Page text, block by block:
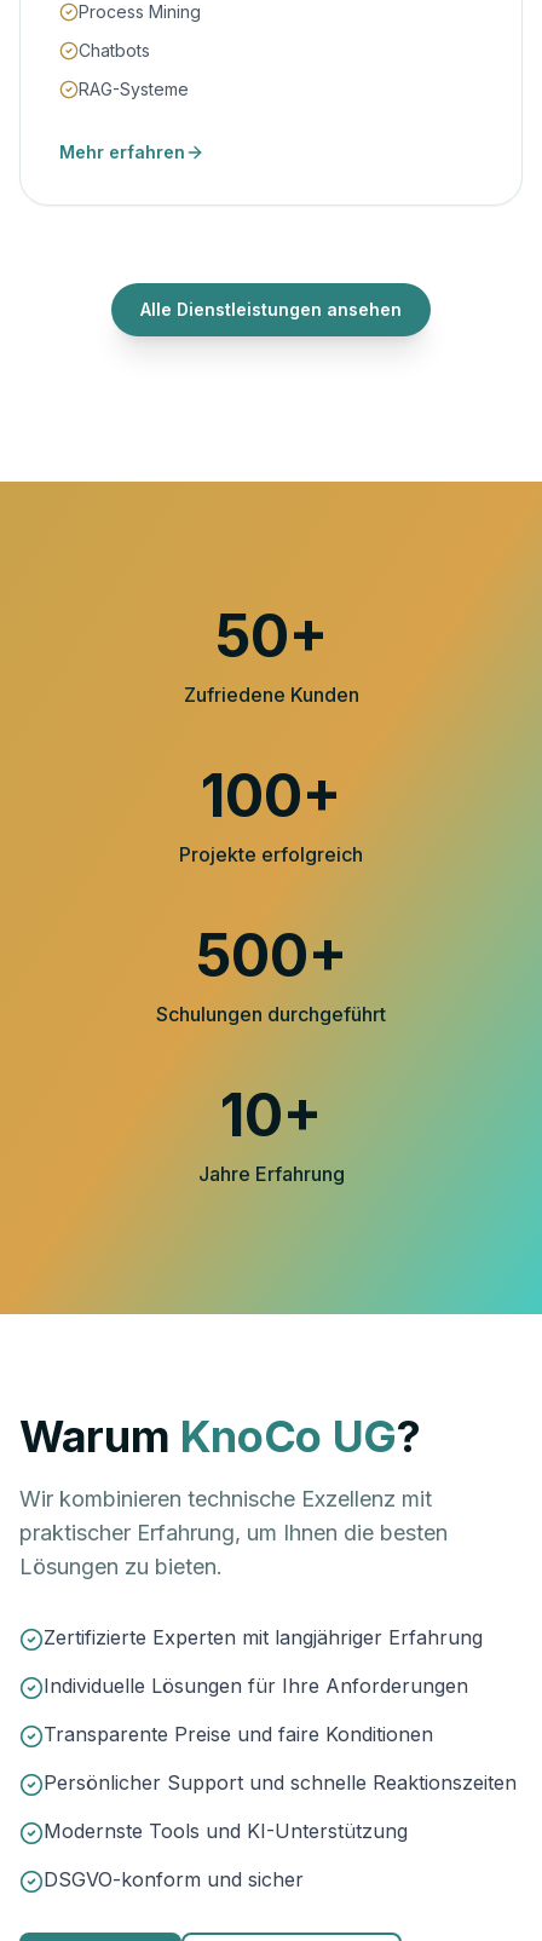
Process Mining
Chatbots
RAG-Systeme
Mehr erfahren
Alle Dienstleistungen ansehen
50+
Zufriedene Kunden
100+
Projekte erfolgreich
500+
Schulungen durchgeführt
10+
Jahre Erfahrung
Warum KnoCo UG?
Wir kombinieren technische Exzellenz mit
praktischer Erfahrung, um Ihnen die besten
Lösungen zu bieten.
Zertifizierte Experten mit langjähriger Erfahrung
Individuelle Lösungen für Ihre Anforderungen
Transparente Preise und faire Konditionen
Persönlicher Support und schnelle Reaktionszeiten
Modernste Tools und KI-Unterstützung
DSGVO-konform und sicher